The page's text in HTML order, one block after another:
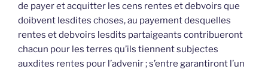
de payer et acquitter les cens rentes et debvoirs que
doibvent lesdites choses, au payement desquelles
rentes et debvoirs lesdits partaigeants contribueront
chacun pour les terres qu’ils tiennent subjectes
auxdites rentes pour l’advenir ; s’entre garantiront l’un